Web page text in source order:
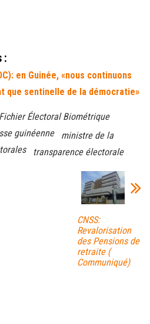
:
en Guinée, «nous continuons
que sentinelle de la démocratie»
Fichier Électoral Biométrique
guinéenne
ministre de la
transparence électorale
CNSS:
Revalorisation
des Pensions de
retraite (
Communiqué)